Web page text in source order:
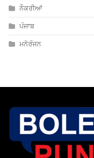
ਨੌਕਰੀਆਂ
ਪੰਜਾਬ
ਮਨੋਰੰਜਨ